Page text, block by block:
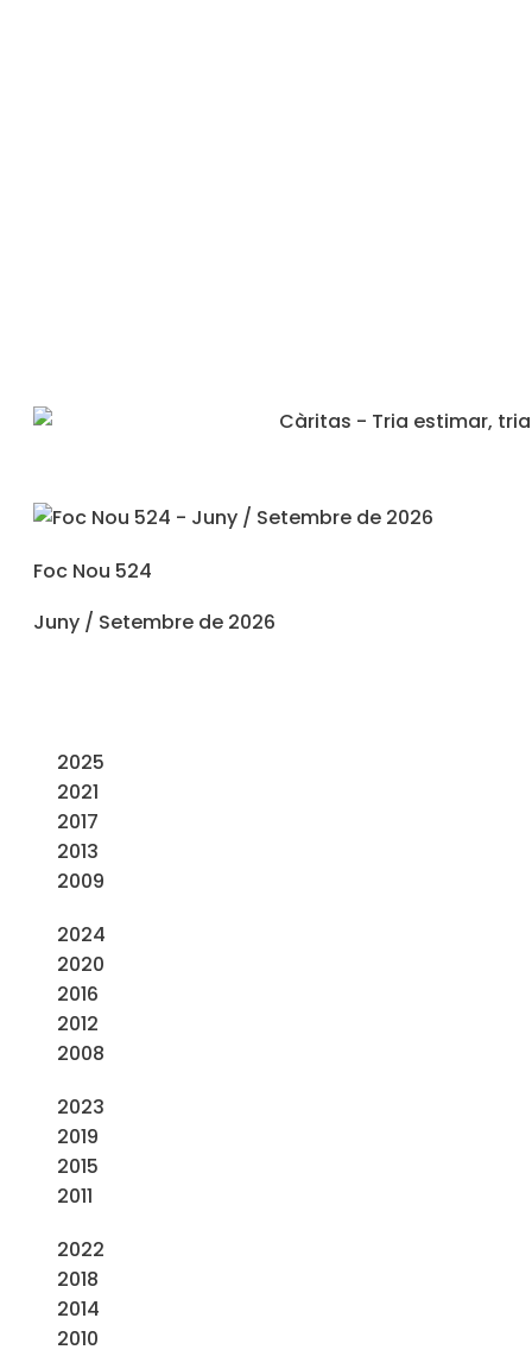
Foc Nou 524
Juny / Setembre de 2026
2025
2021
2017
2013
2009
2024
2020
2016
2012
2008
2023
2019
2015
2011
2022
2018
2014
2010